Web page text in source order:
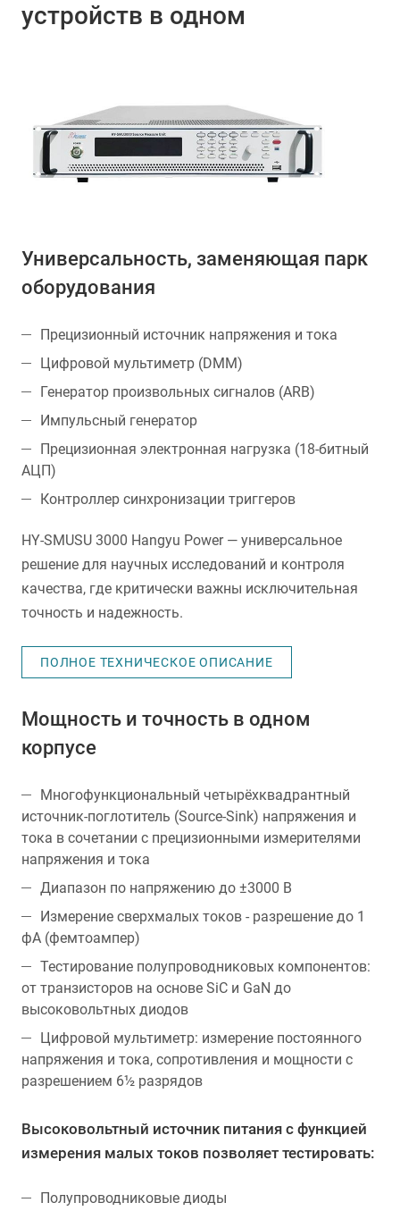
устройств в одном
Универсальность, заменяющая парк
оборудования
Прецизионный источник напряжения и тока
Цифровой мультиметр (DMM)
Генератор произвольных сигналов (ARB)
Импульсный генератор
Прецизионная электронная нагрузка (18-битный
АЦП)
Контроллер синхронизации триггеров
HY-SMUSU 3000 Hangyu Power — универсальное
решение для научных исследований и контроля
качества, где критически важны исключительная
точность и надежность.
ПОЛНОЕ ТЕХНИЧЕСКОЕ ОПИСАНИЕ
Мощность и точность в одном
корпусе
Многофункциональный четырёхквадрантный
источник-поглотитель (Source-Sink) напряжения и
тока в сочетании с прецизионными измерителями
напряжения и тока
Диапазон по напряжению до ±3000 В
Измерение сверхмалых токов - разрешение до 1
фА (фемтоампер)
Тестирование полупроводниковых компонентов:
от транзисторов на основе SiC и GaN до
высоковольтных диодов
Цифровой мультиметр: измерение постоянного
напряжения и тока, сопротивления и мощности с
разрешением 6½ разрядов
Высоковольтный источник питания с функцией
измерения малых токов позволяет тестировать:
Полупроводниковые диоды